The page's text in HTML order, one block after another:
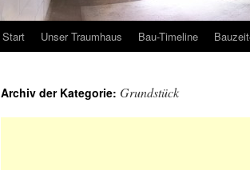
Start Unser Traumhaus Bau-Timeline
Archiv der Kategorie: Grundstück